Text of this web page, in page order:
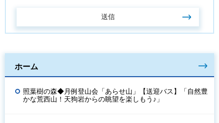
ホーム
照葉樹の森◆月例登山会「あらせ山」【送迎バス】「自然豊
かな荒西山！天狗岩からの眺望を楽しもう♪」